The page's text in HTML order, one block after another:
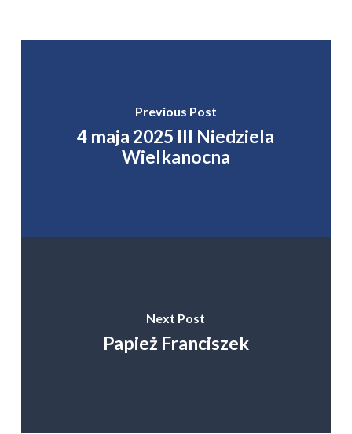
Previous Post
4 maja 2025 III Niedziela
Wielkanocna
Next Post
Papież Franciszek